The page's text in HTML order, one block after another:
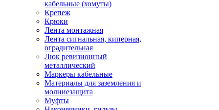
кабельные (хомуты)
Крепеж
Крюки
Лента монтажная
Лента сигнальная, киперная,
оградительная
Люк ревизионный
металлический
Маркеры кабельные
Материалы для заземления и
молниезащита
Муфты